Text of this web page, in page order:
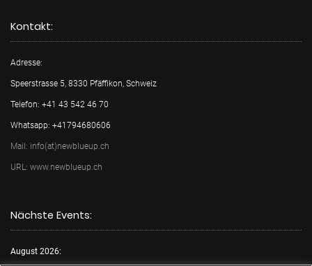
Kontakt:
Adresse:
Speerstrasse 5, 8330 Pfäffikon, Schweiz
Telefon: +41 43 542 46 70
Whatsapp: +41794680606
Mail: info(at)newblueup.ch
URL: www.newblueup.ch
Nächste Events:
August 2026: